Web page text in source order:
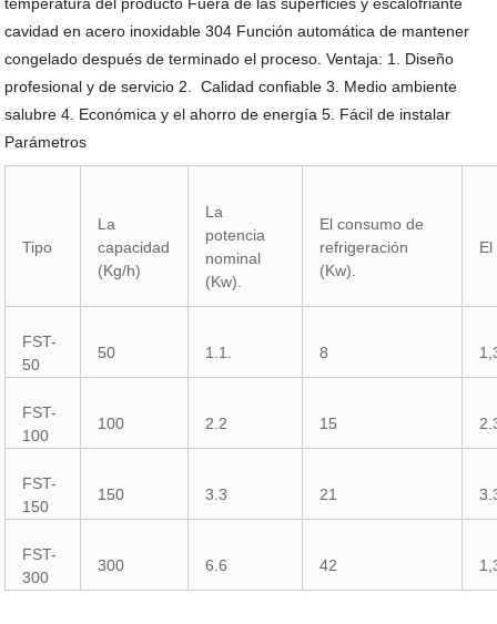
cavidad en acero inoxidable 304 Función automática de mantener
congelado después de terminado el proceso. Ventaja: 1. Diseño
profesional y de servicio 2. Calidad confiable 3. Medio ambiente
salubre 4. Económica y el ahorro de energía 5. Fácil de instalar
Parámetros
Tipo
La
capacidad
(Kg/h)
La
potencia
nominal
(Kw).
El consumo de
refrigeración
(Kw).
FST-
50
50 1.1. 8
FST-
100
100 2.2 15
FST-
150
150 3.3 21
FST-
300
300 6.6 42